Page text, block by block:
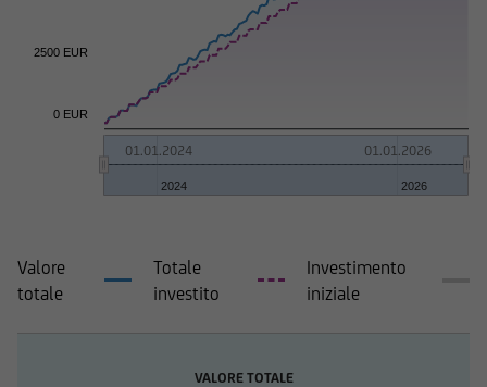
01.01.2024 01.01.2026
2024 2026
0 EUR
2500 EUR
Valore
totale
Totale
investito
Investimento
iniziale
VALORE TOTALE